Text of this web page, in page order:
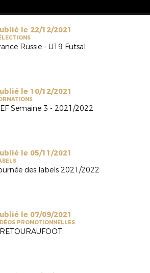
le 22/12/2021
Russie - U19 Futsal
le 10/12/2021
Semaine 3 - 2021/2022
le 05/11/2021
des labels 2021/2022
le 07/09/2021
PROMOTIONNELLES